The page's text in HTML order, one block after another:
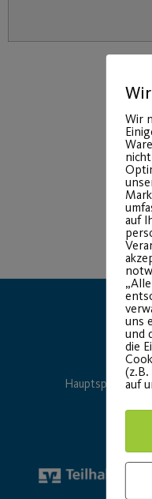
Hauptsponsor
Wir
auf
uns
und
die
auf